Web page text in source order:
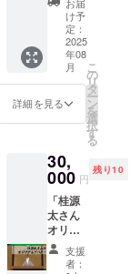
いもの
であれ
ば可
能。 文
字数に
よって
小さく
す。 記
載不可
能な場
合はご
相談の
上支援
者のお
名前を
入れ」
2026年
12月末
まで掲
意：個
人名、
サーク
ル名、
名、な
ど公序
良俗に
反しな
いもの
であれ
ば可
能。 文
け予
定：
2025
年08
月
詳細を見る
こ
の
リ
タ
ー
ン
を
選
択
す
る
30,
000 円
残り10
「桂源
太さん
オリジ
ナルア
バ 支援
者：